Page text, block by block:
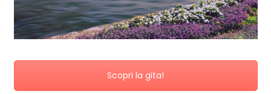
Scopri la gita!